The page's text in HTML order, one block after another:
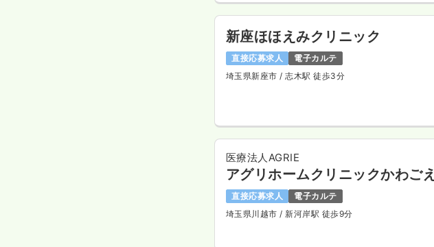
新座ほほえみクリニック
直接応募求人
電子カルテ
埼玉県新座市/ 志木駅 徒歩3分
医療法人AGRIE
アグリホームクリニックかわごえ
直接応募求人
電子カルテ
埼玉県川越市/ 新河岸駅 徒歩9分